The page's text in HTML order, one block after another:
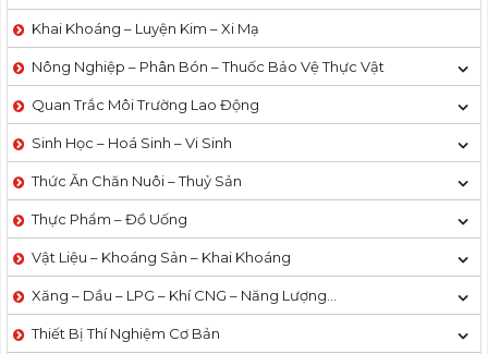
Khai Khoáng – Luyện Kim – Xi Mạ
Nông Nghiệp – Phân Bón – Thuốc Bảo Vệ Thực Vật
Quan Trắc Môi Trường Lao Động
Sinh Học – Hoá Sinh – Vi Sinh
Thức Ăn Chăn Nuôi – Thuỷ Sản
Thực Phẩm – Đồ Uống
Vật Liệu – Khoáng Sản – Khai Khoáng
Xăng – Dầu – LPG – Khí CNG – Năng Lượng…
Thiết Bị Thí Nghiệm Cơ Bản